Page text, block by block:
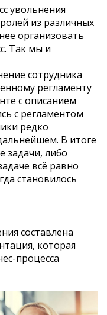
увольнения
из различных
организовать
Так мы и
сотрудника
регламенту
с описанием
с регламентом
редко
В итоге
задачи, либо
всё равно
становилось
составлена
которая
процесса